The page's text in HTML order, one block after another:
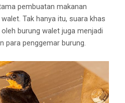
pembuatan makanan
Tak hanya itu, suara khas
burung walet juga menjadi
para penggemar burung.